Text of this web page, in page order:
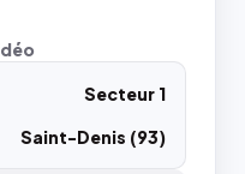
Secteur 1
Saint-Denis (93)